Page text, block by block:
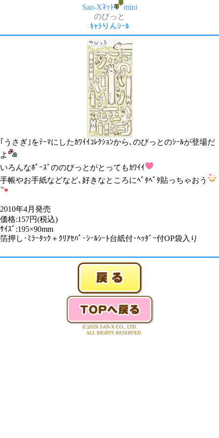
San-Xﾈｯﾄ
mini
のびっと
ｷｬﾗりんｼｰﾙ
｢うさぎ｣をﾃｰﾏにしたｶﾜｲｲｺﾚｸｼｮﾝから､のびっとのｼｰﾙが登場だ
よ
いろんなﾎﾟｰｽﾞののびっとがとってもｶﾜｲｲ
手帳やお手紙などなど､好きなところにﾍﾟﾀﾍﾟﾀ貼っちゃおう
2010年4月発売
価格:157円(税込)
ｻｲｽﾞ:195×90mm
箔押し･ﾐﾗｰﾀｯｸ＋ｸﾘｱｾﾊﾟ･ｼｰﾙｼｰﾄ台紙付･ﾍｯﾀﾞｰ付OP袋入り
(C)2026 SAN-X CO., LTD.
ALL RIGHTS RESERVED.